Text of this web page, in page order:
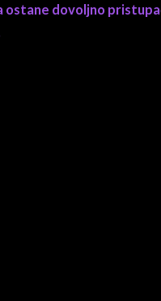
ostane dovoljno